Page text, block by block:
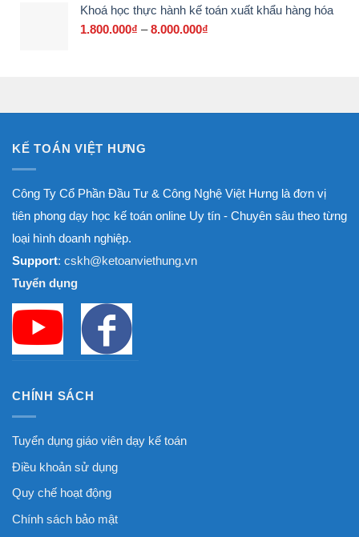
1.800.000₫
Khoá học thực hành kế toán xuất khẩu hàng hóa
1.800.000₫ – 8.000.000₫
KẾ TOÁN VIỆT HƯNG
Công Ty Cổ Phần Đầu Tư & Công Nghệ Việt Hưng là đơn vị
tiên phong dạy học kế toán online Uy tín - Chuyên sâu theo từng
loại hình doanh nghiệp.
Support: cskh@ketoanviethung.vn
Tuyển dụng
CHÍNH SÁCH
Tuyển dụng giáo viên dạy kế toán
Điều khoản sử dụng
Quy chế hoạt động
Chính sách bảo mật